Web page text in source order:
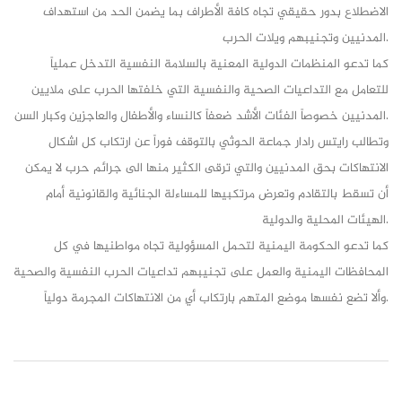
الاضطلاع بدور حقيقي تجاه كافة الأطراف بما يضمن الحد من استهداف
المدنيين وتجنيبهم ويلات الحرب.
كما تدعو المنظمات الدولية المعنية بالسلامة النفسية التدخل عملياً
للتعامل مع التداعيات الصحية والنفسية التي خلفتها الحرب على ملايين
المدنيين خصوصاً الفئات الأشد ضعفاً كالنساء والأطفال والعاجزين وكبار السن.
وتطالب رايتس رادار جماعة الحوثي بالتوقف فوراً عن ارتكاب كل اشكال
الانتهاكات بحق المدنيين والتي ترقى الكثير منها الى جرائم حرب لا يمكن
أن تسقط بالتقادم وتعرض مرتكبيها للمساءلة الجنائية والقانونية أمام
الهيئات المحلية والدولية.
كما تدعو الحكومة اليمنية لتحمل المسؤولية تجاه مواطنيها في كل
المحافظات اليمنية والعمل على تجنيبهم تداعيات الحرب النفسية والصحية
وألا تضع نفسها موضع المتهم بارتكاب أيٍ من الانتهاكات المجرمة دولياً.